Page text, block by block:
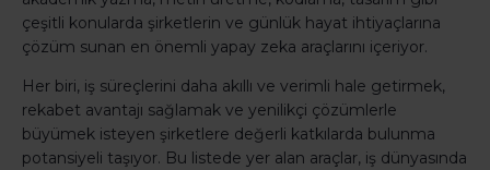
çeşitli konularda şirketlerin ve günlük hayat ihtiyaçlarına
çözüm sunan en önemli yapay zeka araçlarını içeriyor.
Her biri, iş süreçlerini daha akıllı ve verimli hale getirmek,
rekabet avantajı sağlamak ve yenilikçi çözümlerle
büyümek isteyen şirketlere değerli katkılarda bulunma
potansiyeli taşıyor. Bu listede yer alan araçlar, iş dünyasında